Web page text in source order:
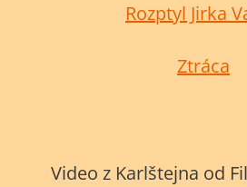
Rozptyl Jirka
Ztráca
Video z Karlštejna od